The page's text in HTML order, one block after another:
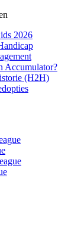
2026
Accumulator?
(H2H)